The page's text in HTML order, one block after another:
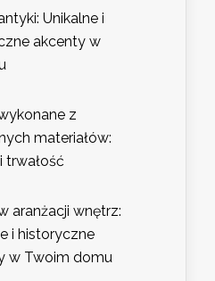
Unikalne i
akcenty w
z
materiałów:
trwałość
aranżacji wnętrz:
i historyczne
w Twoim domu